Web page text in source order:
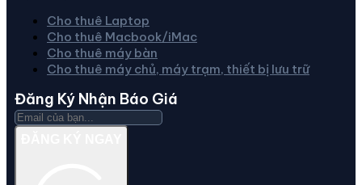
Cho thuê Laptop
Cho thuê Macbook/iMac
Cho thuê máy bàn
Cho thuê máy chủ, máy trạm, thiết bị lưu trữ
Đăng Ký Nhận Báo Giá